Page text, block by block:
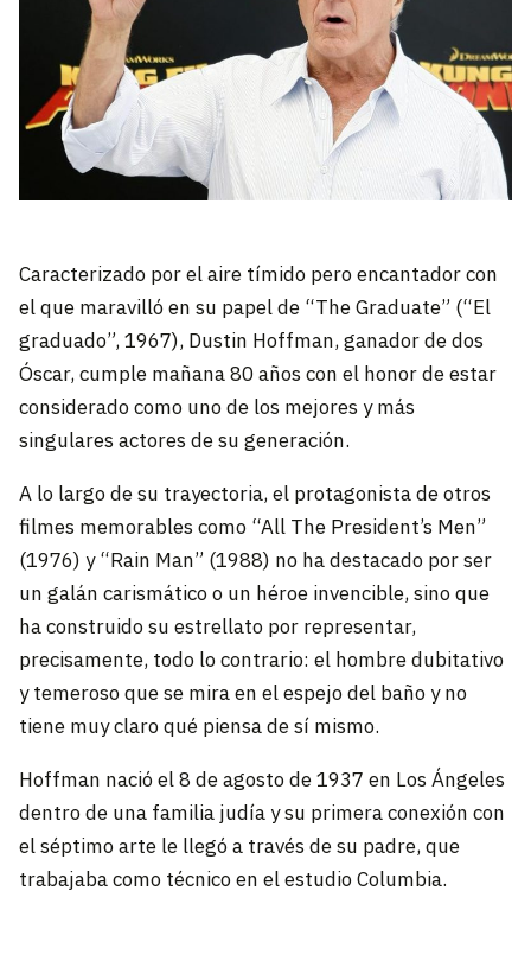
Caracterizado por el aire tímido pero encantador con
el que maravilló en su papel de “The Graduate” (“El
graduado”, 1967), Dustin Hoffman, ganador de dos
Óscar, cumple mañana 80 años con el honor de estar
considerado como uno de los mejores y más
singulares actores de su generación.
A lo largo de su trayectoria, el protagonista de otros
filmes memorables como “All The President’s Men”
(1976) y “Rain Man” (1988) no ha destacado por ser
un galán carismático o un héroe invencible, sino que
ha construido su estrellato por representar,
precisamente, todo lo contrario: el hombre dubitativo
y temeroso que se mira en el espejo del baño y no
tiene muy claro qué piensa de sí mismo.
Hoffman nació el 8 de agosto de 1937 en Los Ángeles
dentro de una familia judía y su primera conexión con
el séptimo arte le llegó a través de su padre, que
trabajaba como técnico en el estudio Columbia.